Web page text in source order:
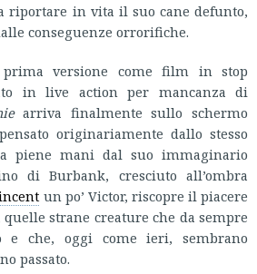
riportare in vita il suo cane defunto,
conseguenze orrorifiche.
versione come film in stop
in live action per mancanza di
arriva finalmente sullo schermo
originariamente dallo stesso
piene mani dal suo immaginario
di Burbank, cresciuto all’ombra
un po’ Victor, riscopre il piacere
strane creature che da sempre
e che, oggi come ieri, sembrano
passato.